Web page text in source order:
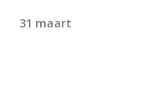
31 maart